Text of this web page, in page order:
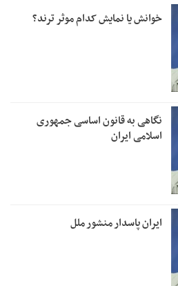
خوانش یا نمایش کدام موثر ترند؟
نگاهی به قانون اساسی جمهوری
اسلامی ایران
ایران پاسدار منشور ملل